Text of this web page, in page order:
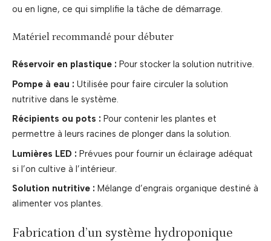
ou en ligne, ce qui simplifie la tâche de démarrage.
Matériel recommandé pour débuter
Réservoir en plastique : Pour stocker la solution nutritive.
Pompe à eau : Utilisée pour faire circuler la solution
nutritive dans le système.
Récipients ou pots : Pour contenir les plantes et
permettre à leurs racines de plonger dans la solution.
Lumières LED : Prévues pour fournir un éclairage adéquat
si l’on cultive à l’intérieur.
Solution nutritive : Mélange d’engrais organique destiné à
alimenter vos plantes.
Fabrication d’un système hydroponique